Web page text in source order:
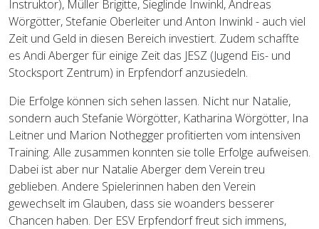
Instruktor), Müller Brigitte, Sieglinde Inwinkl, Andreas
Wörgötter, Stefanie Oberleiter und Anton Inwinkl - auch viel
Zeit und Geld in diesen Bereich investiert. Zudem schaffte
es Andi Aberger für einige Zeit das JESZ (Jugend Eis- und
Stocksport Zentrum) in Erpfendorf anzusiedeln.
Die Erfolge können sich sehen lassen. Nicht nur Natalie,
sondern auch Stefanie Wörgötter, Katharina Wörgötter, Ina
Leitner und Marion Nothegger profitierten vom intensiven
Training. Alle zusammen konnten sie tolle Erfolge aufweisen.
Dabei ist aber nur Natalie Aberger dem Verein treu
geblieben. Andere Spielerinnen haben den Verein
gewechselt im Glauben, dass sie woanders besserer
Chancen haben. Der ESV Erpfendorf freut sich immens,